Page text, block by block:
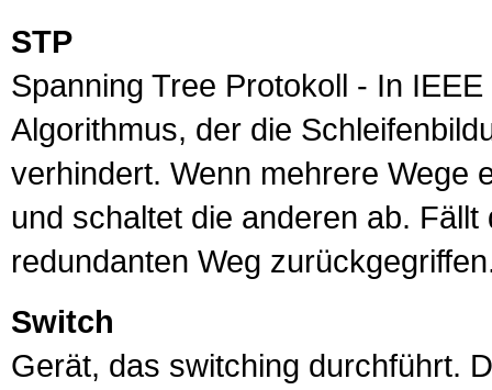
STP
Spanning Tree Protokoll - In IEEE
Algorithmus, der die
verhindert. Wenn mehrere Wege
und schaltet die anderen ab.
redundanten Weg
Switch
Gerät, das switching